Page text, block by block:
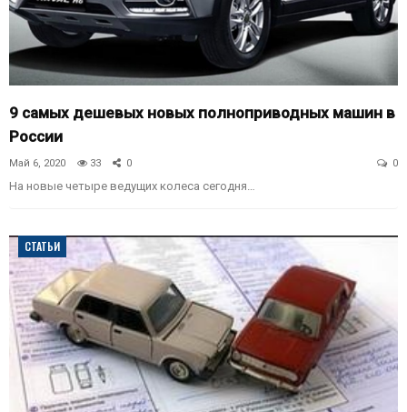
9 самых дешевых новых полноприводных машин в
России
Май 6, 2020 33 0 0
На новые четыре ведущих колеса сегодня…
СТАТЬИ